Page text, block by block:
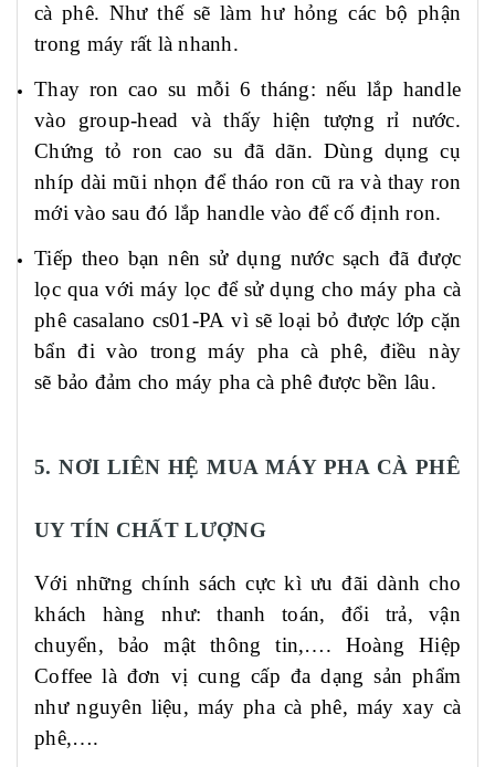
cà phê. Như thế sẽ làm hư hỏng các bộ phận
trong máy rất là nhanh.
Thay ron cao su mỗi 6 tháng: nếu lắp handle
vào group-head và thấy hiện tượng rỉ nước.
Chứng tỏ ron cao su đã dãn. Dùng dụng cụ
nhíp dài mũi nhọn để tháo ron cũ ra và thay ron
mới vào sau đó lắp handle vào để cố định ron.
Tiếp theo bạn nên sử dụng nước sạch đã được
lọc qua với máy lọc để sử dụng cho máy pha cà
phê casalano cs01-PA vì sẽloại bỏ được lớpcặn
bẩnđi vào trong máy pha cà phê, điều này
sẽ bảo đảm cho máy pha cà phê được bền lâu.
5. NƠI LIÊN HỆ MUA MÁY PHA CÀ PHÊ
UY TÍN CHẤT LƯỢNG
Với những chính sách cực kì ưu đãi dành cho
khách hàng như: thanh toán, đổi trả, vận
chuyển, bảo mật thông tin,…. Hoàng Hiệp
Coffee là đơn vị cung cấp đa dạng sản phẩm
như nguyên liệu, máy pha cà phê, máy xay cà
phê,….